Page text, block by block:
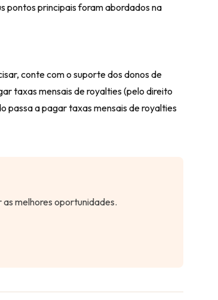
pontos principais foram abordados na
conte com o suporte dos donos de
taxas mensais de royalties (pelo direito
passa a pagar taxas mensais de royalties
melhores oportunidades.